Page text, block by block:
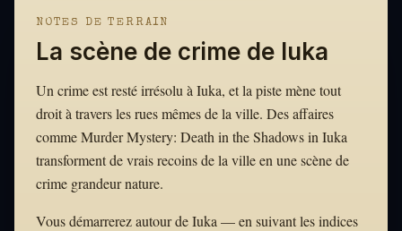
NOTES DE TERRAIN
La scène de crime de Iuka
Un crime est resté irrésolu à Iuka, et la piste mène tout
droit à travers les rues mêmes de la ville. Des affaires
comme Murder Mystery: Death in the Shadows in Iuka
transforment de vrais recoins de la ville en une scène de
crime grandeur nature.
Vous démarrerez autour de Iuka — en suivant les indices